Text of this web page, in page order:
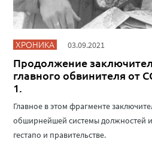
ХРОНИКА 03.09.2021
Продолжение
главного обвинителя от
1.
Главное в этом фрагменте
обширнейшей системы должностей
гестапо и правительстве.